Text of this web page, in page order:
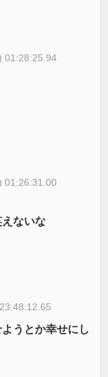
01:28:25.94
01:26:31.00
ないな
うとか幸せにし